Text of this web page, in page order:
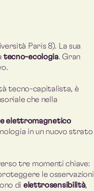
Paris 8). La sua
tecno-ecologia. Gran
tecno-capitalista, è
che nella
elettromagnetico
in un nuovo strato
tre momenti chiave:
le osservazioni
di elettrosensibilità,